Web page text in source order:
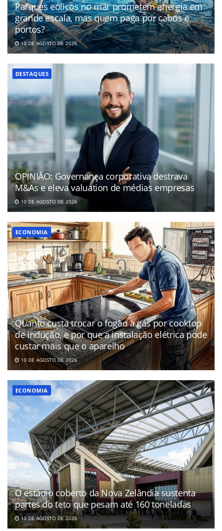
Parques eólicos no mar prometem energia em
grande escala, mas quem paga por cabos e
portos?
10 DE AGOSTO DE 2026
DESTAQUES
OPINIÃO: Governança corporativa destrava
M&As e eleva valuation de médias empresas
10 DE AGOSTO DE 2026
ECONOMIA
Quanto custa trocar o fogão a gás por cooktop
de indução, e por que a instalação elétrica pode
custar mais que o aparelho
10 DE AGOSTO DE 2026
ECONOMIA
O estádio coberto da Nova Zelândia sustenta
partes do teto que pesam até 160 toneladas
10 DE AGOSTO DE 2026